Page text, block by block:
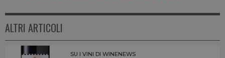
ALTRI ARTICOLI
SU I VINI DI WINENEWS